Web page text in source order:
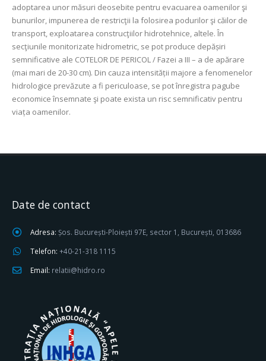
adoptarea unor măsuri deosebite pentru evacuarea oamenilor şi
bunurilor, impunerea de restricţii la folosirea podurilor şi căilor de
transport, exploatarea construcţiilor hidrotehnice, altele. În
secţiunile monitorizate hidrometric, se pot produce depășiri
semnificative ale COTELOR DE PERICOL / Fazei a III – a de apărare
(mai mari de 20-30 cm). Din cauza intensității majore a fenomenelor
hidrologice prevăzute a fi periculoase, se pot înregistra pagube
economice însemnate şi poate exista un risc semnificativ pentru
viața oamenilor.
Date de contact
Adresa: Șos. București-Ploiești 97E, sector 1, București, 013686
Telefon: +40-21-318 1115
Email: relatii@hidro.ro